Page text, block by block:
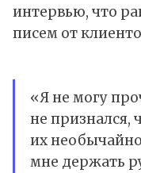
интервью, что
писем от
«Я не могу
не признался,
их
мне держать